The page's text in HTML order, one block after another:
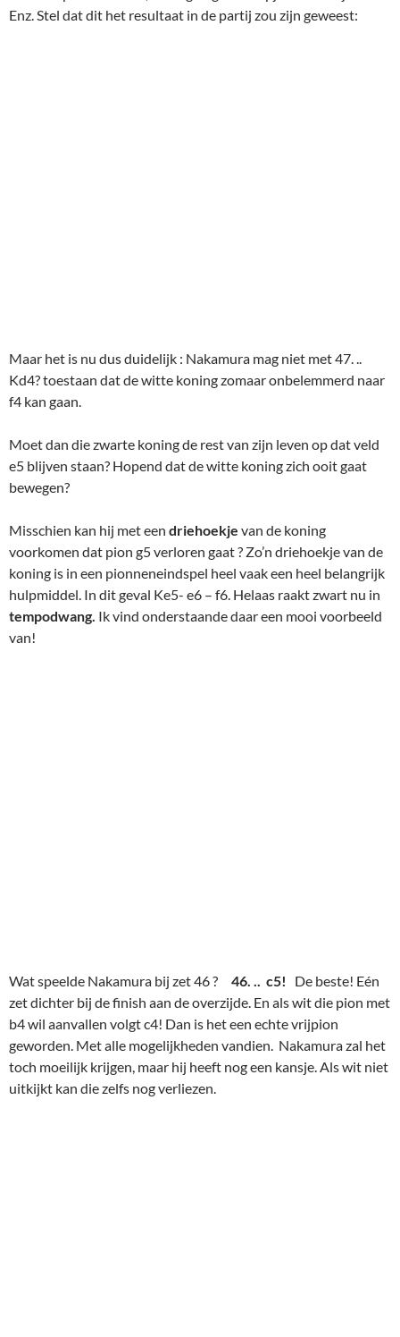
Enz. Stel dat dit het resultaat in de partij zou zijn geweest:
Maar het is nu dus duidelijk : Nakamura mag niet met 47. ..
Kd4? toestaan dat de witte koning zomaar onbelemmerd naar
f4 kan gaan.
Moet dan die zwarte koning de rest van zijn leven op dat veld
e5 blijven staan? Hopend dat de witte koning zich ooit gaat
bewegen?
Misschien kan hij met een driehoekje van de koning
voorkomen dat pion g5 verloren gaat ? Zo’n driehoekje van de
koning is in een pionneneindspel heel vaak een heel belangrijk
hulpmiddel. In dit geval Ke5- e6 – f6. Helaas raakt zwart nu in
tempodwang. Ik vind onderstaande daar een mooi voorbeeld
van!
Wat speelde Nakamura bij zet 46 ? 46. .. c5!
De beste! Eén
zet dichter bij de finish aan de overzijde. En als wit die pion met
b4 wil aanvallen volgt c4! Dan is het een echte vrijpion
geworden. Met alle mogelijkheden vandien. Nakamura zal het
toch moeilijk krijgen, maar hij heeft nog een kansje. Als wit niet
uitkijkt kan die zelfs nog verliezen.